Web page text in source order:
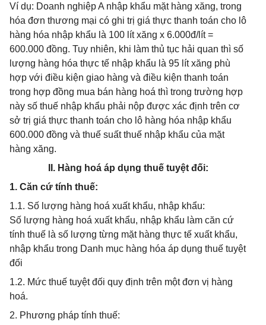
Ví dụ: Doanh nghiệp A nhập khẩu mặt hàng xăng, trong
hóa đơn thương mại có ghi trị giá thực thanh toán cho lô
hàng hóa nhập khẩu là 100 lít xăng x 6.000đ/lít =
600.000 đồng. Tuy nhiên, khi làm thủ tục hải quan thì số
lượng hàng hóa thực tế nhập khẩu là 95 lít xăng phù
hợp với điều kiện giao hàng và điều kiện thanh toán
trong hợp đồng mua bán hàng hoá thì trong trường hợp
này số thuế nhập khẩu phải nộp được xác định trên cơ
sở trị giá thực thanh toán cho lô hàng hóa nhập khẩu
600.000 đồng và thuế suất thuế nhập khẩu của mặt
hàng xăng.
II. Hàng hoá áp dụng thuế tuyệt đối:
1. Căn cứ tính thuế:
1.1. Số lượng hàng hoá xuất khẩu, nhập khẩu:
Số lượng hàng hoá xuất khẩu, nhập khẩu làm căn cứ
tính thuế là số lượng từng mặt hàng thực tế xuất khẩu,
nhập khẩu trong Danh mục hàng hóa áp dụng thuế tuyệt
đối
1.2. Mức thuế tuyệt đối quy định trên một đơn vị hàng
hoá.
2. Phương pháp tính thuế: